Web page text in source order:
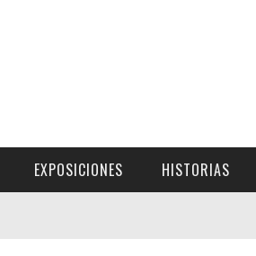
EXPOSICIONES HISTORIAS